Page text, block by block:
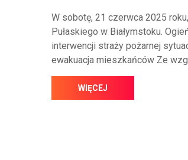
W sobotę, 21 czerwca 2025
Pułaskiego w Białymstoku.
interwencji straży pożarnej
ewakuacja mieszkańców Ze
WIĘCEJ